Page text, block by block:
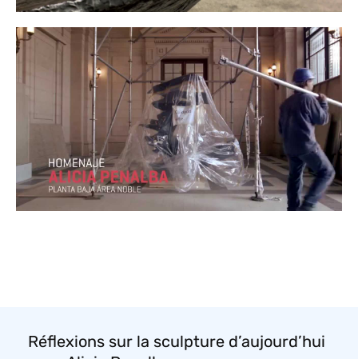
Réflexions sur la sculpture d’aujourd’hui